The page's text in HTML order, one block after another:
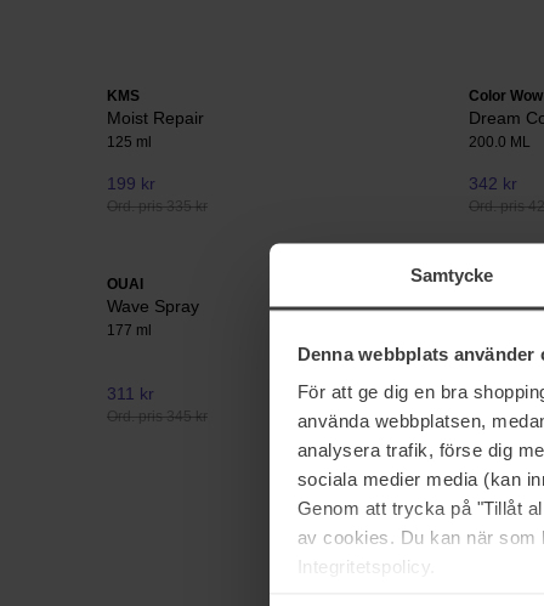
Samtycke
Denna webbplats använder
För att ge dig en bra
använda webbplatsen,
analysera trafik, förse dig
sociala medier media (kan
Genom att trycka på "Tillåt
av cookies. Du kan när
Integritetspolicy.
KMS
Moist Repair
125 ml
199 kr
Ord. pris 335 kr
Color Wow
Dream
200.0 ML
342 kr
Ord. pris
OUAI
Wave Spray
177 ml
311 kr
Ord. pris 345 kr
Evo
Liquid
329 kr